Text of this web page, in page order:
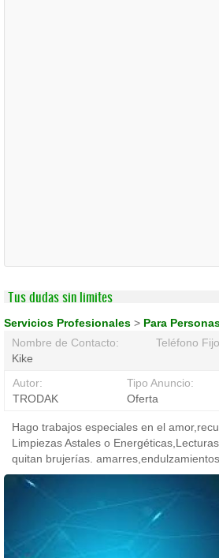
Tus dudas sin limites
Servicios Profesionales > Para
Nombre de Contacto:
Kike
Teléfono
Autor:
TRODAK
Tipo Anuncio:
Oferta
Hago trabajos especiales en el
Limpiezas Astales o
quitan brujerías. amarres,endulzamientos.